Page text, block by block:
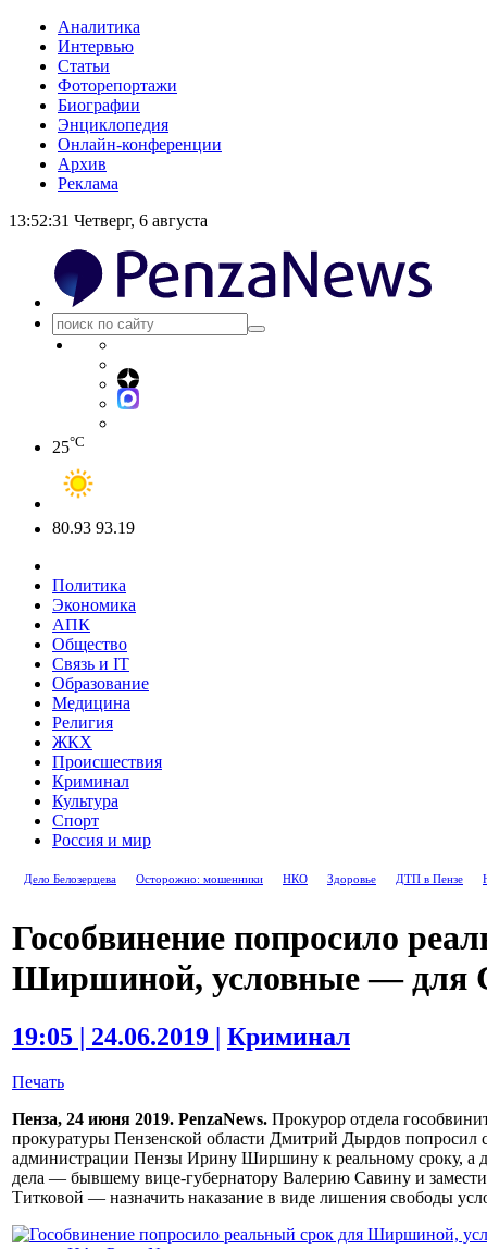
Аналитика
Интервью
Статьи
Фоторепортажи
Биографии
Энциклопедия
Онлайн-конференции
Архив
Реклама
13:52:31 Четверг, 6 августа
25°C
80.93 93.19
Политика
Экономика
АПК
Общество
Связь и IT
Образование
Медицина
Религия
ЖКХ
Происшествия
Криминал
Культура
Спорт
Россия и мир
Дело Белозерцева Осторожно: мошенники НКО Здоровье ДТП в Пензе
Гособвинение попросило
Ширшиной, условные — для
19:05 | 24.06.2019 | Криминал
Печать
Пенза, 24 июня 2019. PenzaNews. Прокурор отдела
прокуратуры Пензенской области Дмитрий Дырдов попросил
администрации Пензы Ирину Ширшину к реальному сроку, а
дела — бывшему вице-губернатору Валерию Савину и
Титковой — назначить наказание в виде лишения свободы